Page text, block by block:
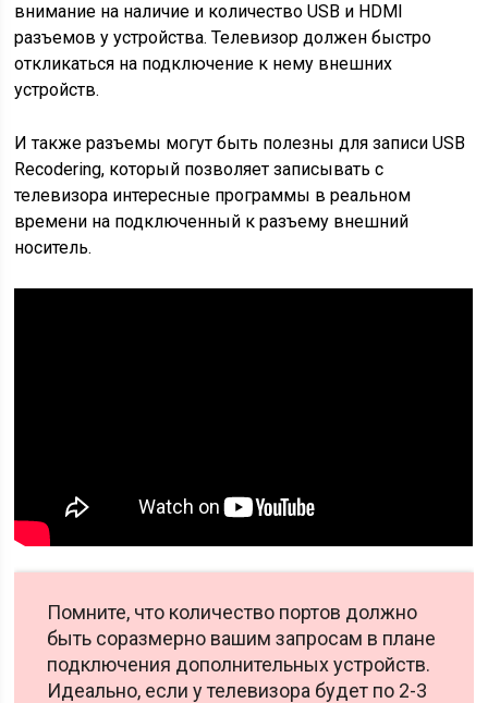
внимание на наличие и количество USB и HDMI
разъемов у устройства. Телевизор должен быстро
откликаться на подключение к нему внешних
устройств.
И также разъемы могут быть полезны для записи USB
Recodering, который позволяет записывать с
телевизора интересные программы в реальном
времени на подключенный к разъему внешний
носитель.
Помните, что количество портов должно
быть соразмерно вашим запросам в плане
подключения дополнительных устройств.
Идеально, если у телевизора будет по 2-3